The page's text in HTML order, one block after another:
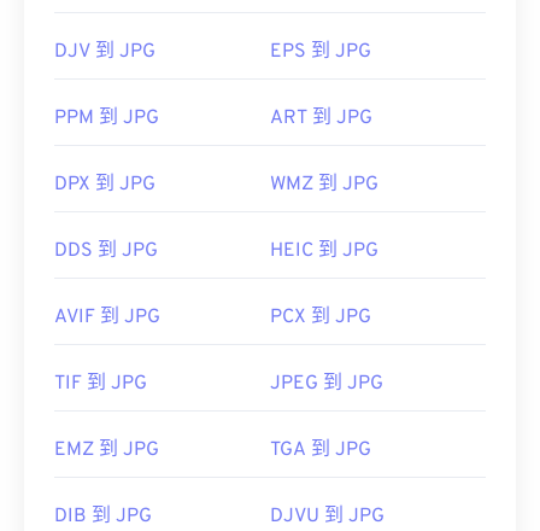
開發者： 聯合圖像專家群組
使用我們的顏色選擇器 從映像中擷取顏色
DJV 到 JPG EPS 到 JPG
PPM 到 JPG ART 到 JPG
DPX 到 JPG WMZ 到 JPG
DDS 到 JPG HEIC 到 JPG
AVIF 到 JPG PCX 到 JPG
TIF 到 JPG JPEG 到 JPG
EMZ 到 JPG TGA 到 JPG
DIB 到 JPG DJVU 到 JPG